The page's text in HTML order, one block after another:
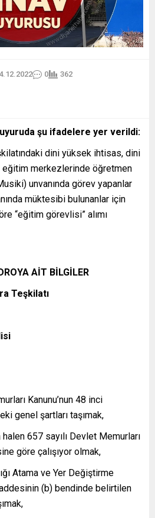
0 362
şu ifadelere yer verildi:
dini yüksek ihtisas, dini
eğitim merkezlerinde öğretmen
unvanında görev yapanlar
müktesibi bulunanlar için
“eğitim görevlisi” alımı
AİT BİLGİLER
Teşkilatı
Kanunu’nun 48 inci
genel şartları taşımak,
657 sayılı Devlet Memurları
göre çalışıyor olmak,
Atama ve Yer Değiştirme
(b) bendinde belirtilen